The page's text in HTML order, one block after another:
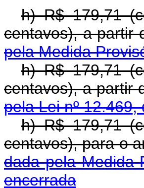
h) R$ 179,71
centavos), a
pela Medida
h) R$ 179,71
centavos), a
pela Lei nº 12.469,
h) R$ 179,71
centavos),
dada pela Medida
encerrada